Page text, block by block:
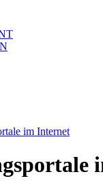
im Internet